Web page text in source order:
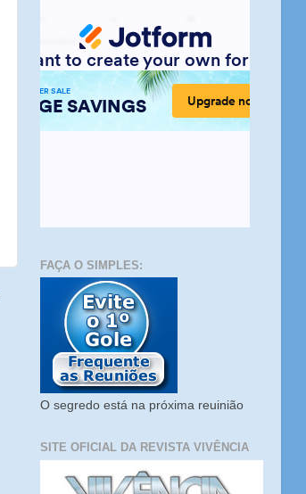
FAÇA O SIMPLES:
O segredo está na próxima reuinião
SITE OFICIAL DA REVISTA VIVÊNCIA